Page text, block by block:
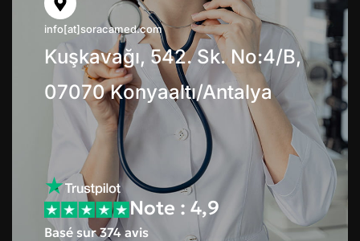
info[at]soracamed.com
Kuşkavağı, 542. Sk. No:4/B,
07070 Konyaaltı/Antalya
Note : 4,9
Basé sur 374 avis